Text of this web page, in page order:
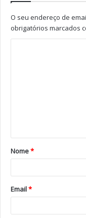
O seu endereço de
obrigatórios marcados
Nome*
Email*